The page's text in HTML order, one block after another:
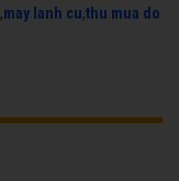
,may lanh cu,thu mua do